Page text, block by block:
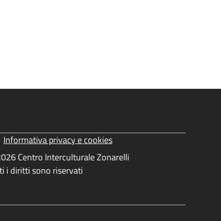
Privacy e Cookies
Informativa privacy e cookies
Centro Interculturale Zonarelli
i diritti sono riservati